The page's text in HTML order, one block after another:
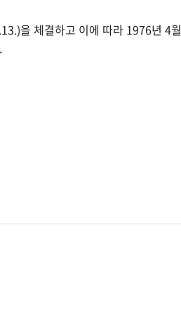
을 체결하고 이에 따라 1976년 4월